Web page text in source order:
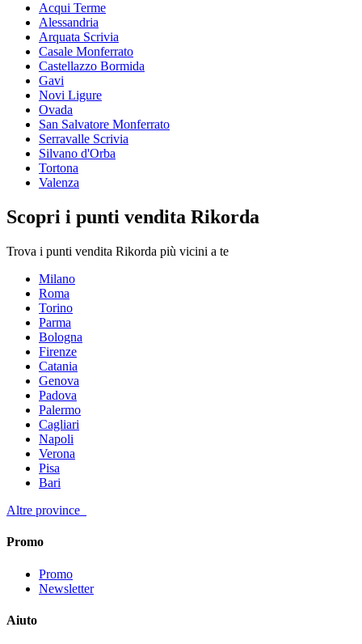
Acqui Terme
Alessandria
Arquata Scrivia
Casale Monferrato
Castellazzo Bormida
Gavi
Novi Ligure
Ovada
San Salvatore Monferrato
Serravalle Scrivia
Silvano d'Orba
Tortona
Valenza
Scopri i punti vendita Rikorda
Trova i punti vendita Rikorda più vicini a te
Milano
Roma
Torino
Parma
Bologna
Firenze
Catania
Genova
Padova
Palermo
Cagliari
Napoli
Verona
Pisa
Bari
Altre province
Promo
Promo
Newsletter
Aiuto